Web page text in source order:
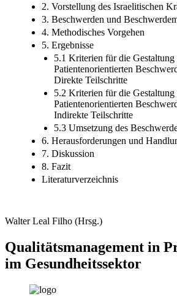
2. Vorstellung des Israelitischen
3. Beschwerden und
4. Methodisches Vorgehen
5. Ergebnisse
5.1 Kriterien für die Gestaltung
Patientenorientierten
Direkte Teilschritte
5.2 Kriterien für die Gestaltung
Patientenorientierten
Indirekte Teilschritte
5.3 Umsetzung des
6. Herausforderungen und
7. Diskussion
8. Fazit
Literaturverzeichnis
Walter Leal Filho (Hrsg.)
Qualitätsmanagement in
im Gesundheitssektor